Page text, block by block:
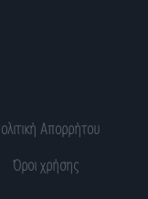
Πολιτική Απορρήτου
Όροι χρήσης